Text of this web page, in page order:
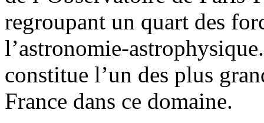
regroupant un quart des
l’astronomie-
constitue l’un des plus
France dans ce domaine.